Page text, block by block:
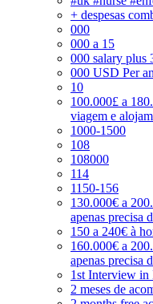
+ despesas
000
000 a 15
000 salary plus
000 USD Per
10
100.000£ a
viagem e
1000-1500
108
108000
114
1150-156
130.000€ a
apenas precisa
150 a 240€ à
160.000€ a
apenas precisa
1st Interview in
2 meses de